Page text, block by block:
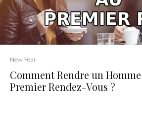
New Year
Comment Rendre un
Premier Rendez-Vous ?